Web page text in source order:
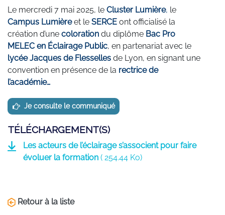
Le mercredi 7 mai 2025, le Cluster Lumière, le
Campus Lumièreet le SERCE ont officialisé la
création d’une coloration du diplôme Bac Pro
MELEC en Éclairage Public, en partenariat avec le
lycée Jacques de Flesselles de Lyon, en signant une
convention en présence de la rectrice de
l’académie…
Je consulte le communiqué
TÉLÉCHARGEMENT(S)
Les acteurs de l’éclairage s’associent pour faire
évoluer la formation ( 254.44 Ko)
Retour à la liste